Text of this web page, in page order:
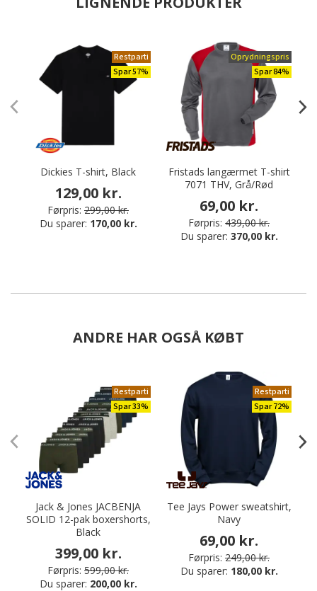
Restparti
Spar 57%
Dickies T-shirt, Black
129,00 kr.
Førpris: 299,00 kr.
Du sparer: 170,00 kr.
Oprydningspris
Spar 84%
Fristads langærmet T-shirt
7071 THV, Grå/Rød
69,00 kr.
Førpris: 439,00 kr.
Du sparer: 370,00 kr.
ANDRE HAR OGSÅ KØBT
Restparti
Spar 33%
Jack & Jones JACBENJA
SOLID 12-pak boxershorts,
Black
399,00 kr.
Førpris: 599,00 kr.
Du sparer: 200,00 kr.
Restparti
Spar 72%
Tee Jays Power sweatshirt,
Navy
69,00 kr.
Førpris: 249,00 kr.
Du sparer: 180,00 kr.